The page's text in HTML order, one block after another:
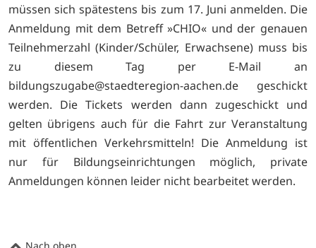
müssen sich spätestens bis zum 17. Juni anmelden. Die
Anmeldung mit dem Betreff »CHIO« und der genauen
Teilnehmerzahl (Kinder/Schüler, Erwachsene) muss bis
zu diesem Tag per E-Mail an
bildungszugabe@staedteregion-aachen.de geschickt
werden. Die Tickets werden dann zugeschickt und
gelten übrigens auch für die Fahrt zur Veranstaltung
mit öffentlichen Verkehrsmitteln! Die Anmeldung ist
nur für Bildungseinrichtungen möglich, private
Anmeldungen können leider nicht bearbeitet werden.